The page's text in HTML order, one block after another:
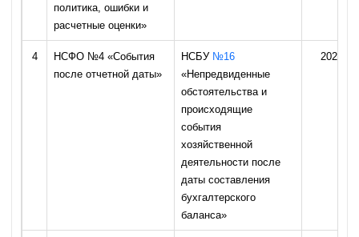
политика, ошибки и
расчетные оценки»
4
НСФО №4 «События
после отчетной даты»
НСБУ №16
«Непредвиденные
обстоятельства и
происходящие
события
хозяйственной
деятельности после
даты составления
бухгалтерского
баланса»
2026